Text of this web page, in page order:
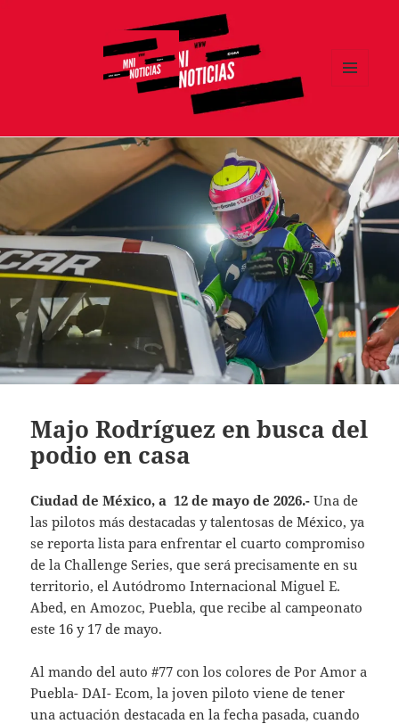
Majo Rodríguez en busca del
podio en casa
Ciudad de México, a 12 de mayo de 2026.- Una de
las pilotos más destacadas y talentosas de México, ya
se reporta lista para enfrentar el cuarto compromiso
de la Challenge Series, que será precisamente en su
territorio, el Autódromo Internacional Miguel E.
Abed, en Amozoc, Puebla, que recibe al campeonato
este 16 y 17 de mayo.
Al mando del auto #77 con los colores de Por Amor a
Puebla- DAI- Ecom, la joven piloto viene de tener
una actuación destacada en la fecha pasada, cuando